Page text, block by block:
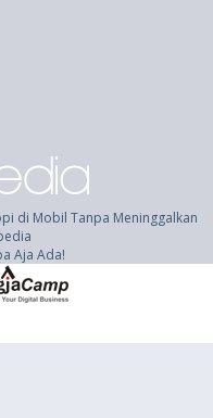
di Mobil Tanpa Meninggalkan
Aja Ada!